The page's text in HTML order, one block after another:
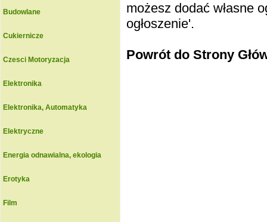
Budowlane
Cukiernicze
Czesci Motoryzacja
Elektronika
Elektronika, Automatyka
Elektryczne
Energia odnawialna, ekologia
Erotyka
Film
możesz dodać własne
ogłoszenie'.
Powrót do Strony